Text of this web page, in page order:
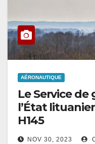
AÉRONAUTIQUE
Le Service
l’État
H145
NOV 30, 2023